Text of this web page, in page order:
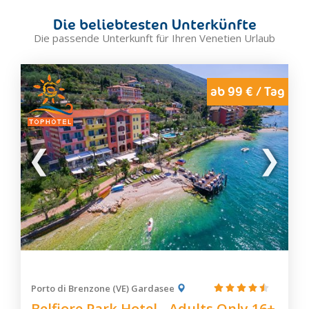
Chioggia
Cibiana di Cadore
Cison di Valmarino
Cittadella
Colle Santa Lucia
Cortina d'Ampezzo
Dolo
Eraclea
Este
Falcade
Farra di Soligo
Feltre
Garda
Die beliebtesten Unterkünfte
Die passende Unterkunft für Ihren Venetien Urlaub
ab 99 € / Tag
Porto di Brenzone (VE) Gardasee